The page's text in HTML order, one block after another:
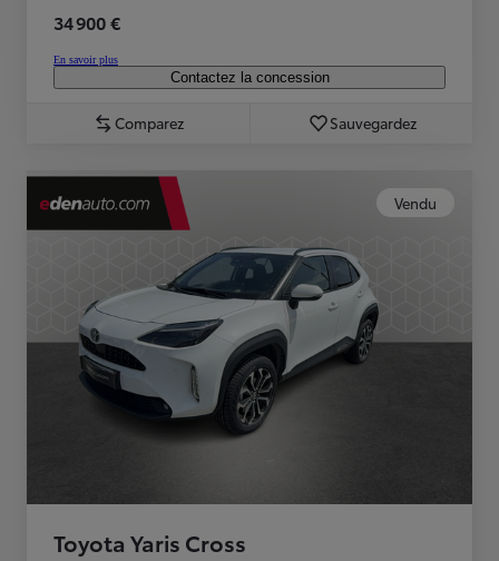
34 900 €
En savoir plus
Contactez la concession
Comparez Sauvegardez
Vendu
Toyota Yaris Cross